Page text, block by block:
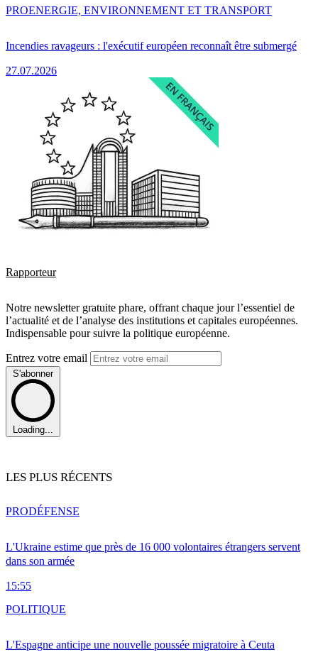
Incendies ravageurs : l'exécutif européen reconnaît être submergé
27.07.2026
PROENERGIE, ENVIRONNEMENT ET TRANSPORT
Rapporteur
Notre newsletter gratuite phare, offrant chaque jour l’essentiel de
l’actualité et de l’analyse des institutions et capitales européennes.
Indispensable pour suivre la politique européenne.
Entrez votre email
S'abonner
Loading...
LES PLUS RÉCENTS
L'Ukraine estime que près de 16 000 volontaires étrangers servent
dans son armée
15:55
PRODÉFENSE
L'Espagne anticipe une nouvelle poussée migratoire à Ceuta
POLITIQUE